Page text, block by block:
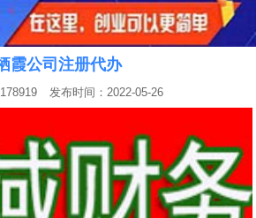
霞公司注册代办
发布时间：2022-05-26